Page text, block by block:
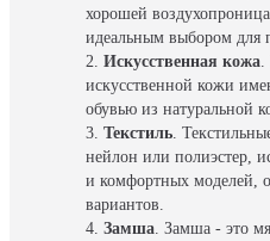
хорошей
идеальным выбором для
Искусственная кожа
искусственной кожи
обувью из натуральной
Текстиль .
нейлон или полиэстер,
и комфортных моделей,
вариантов.
Замша . Замша - это